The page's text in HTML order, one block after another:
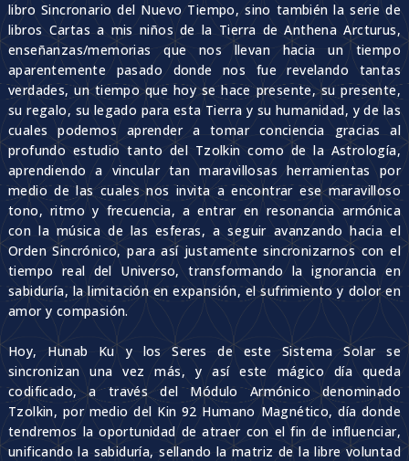
libro Sincronario del Nuevo Tiempo, sino también la serie de
libros Cartas a mis niños de la Tierra de Anthena Arcturus,
enseñanzas/memorias que nos llevan hacia un tiempo
aparentemente pasado donde nos fue revelando tantas
verdades, un tiempo que hoy se hace presente, su presente,
su regalo, su legado para esta Tierra y su humanidad, y de las
cuales podemos aprender a tomar conciencia gracias al
profundo estudio tanto del Tzolkin como de la Astrología,
aprendiendo a vincular tan maravillosas herramientas por
medio de las cuales nos invita a encontrar ese maravilloso
tono, ritmo y frecuencia, a entrar en resonancia armónica
con la música de las esferas, a seguir avanzando hacia el
Orden Sincrónico, para así justamente sincronizarnos con el
tiempo real del Universo, transformando la ignorancia en
sabiduría, la limitación en expansión, el sufrimiento y dolor en
amor y compasión.
Hoy, Hunab Ku y los Seres de este Sistema Solar se
sincronizan una vez más, y así este mágico día queda
codificado, a través del Módulo Armónico denominado
Tzolkin, por medio del Kin 92 Humano Magnético, día donde
tendremos la oportunidad de atraer con el fin de influenciar,
unificando la sabiduría, sellando la matriz de la libre voluntad